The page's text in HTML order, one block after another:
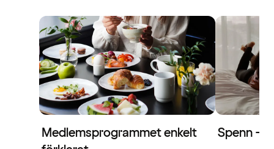
Medlemsprogrammet enkelt
Spenn –